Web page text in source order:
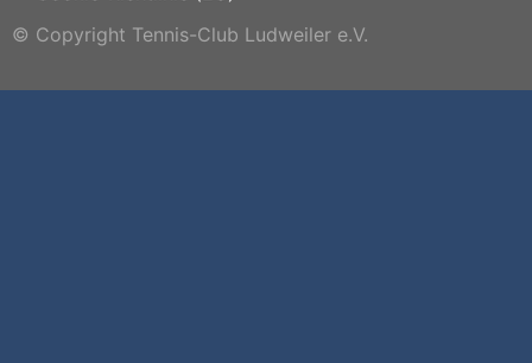
© Copyright Tennis-Club Ludweiler e.V.